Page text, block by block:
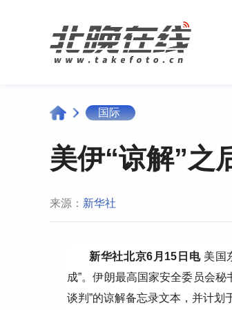
国际
美伊“谅解”之
来源： 新华社
新华社北京6月15日电 美国
成”。伊朗最高国家安全委员会
谈判”的谅解备忘录文本，并计划